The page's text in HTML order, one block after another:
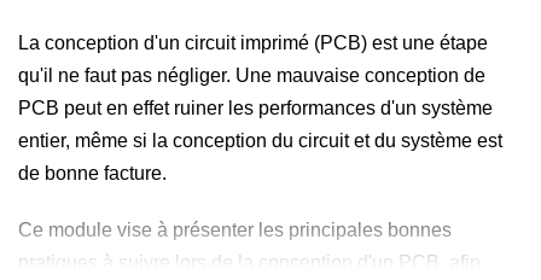
La conception d'un circuit imprimé (PCB) est une étape
qu'il ne faut pas négliger. Une mauvaise conception de
PCB peut en effet ruiner les performances d'un système
entier, même si la conception du circuit et du système est
de bonne facture.
Ce module vise à présenter les principales bonnes
pratiques à suivre lors de la conception d'un PCB, afin